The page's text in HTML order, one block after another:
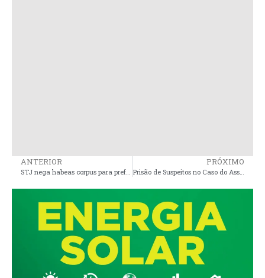
ANTERIOR
STJ nega habeas corpus para prefeito em exercício de Turilândia
PRÓXIMO
Prisão de Suspeitos no Caso do Assassinato do Gari João Carlos Reis em Cururupu